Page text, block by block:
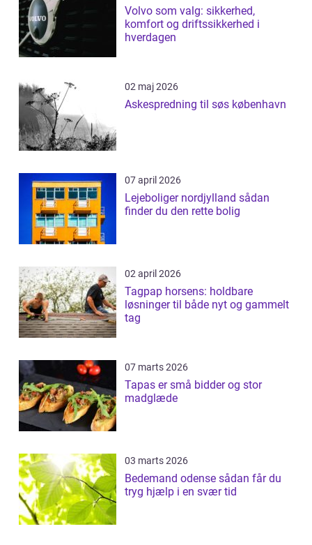
Volvo som valg: sikkerhed,
komfort og driftssikkerhed i
hverdagen
02 maj 2026
Askespredning til søs københavn
07 april 2026
Lejeboliger nordjylland sådan
finder du den rette bolig
02 april 2026
Tagpap horsens: holdbare
løsninger til både nyt og gammelt
tag
07 marts 2026
Tapas er små bidder og stor
madglæde
03 marts 2026
Bedemand odense sådan får du
tryg hjælp i en svær tid